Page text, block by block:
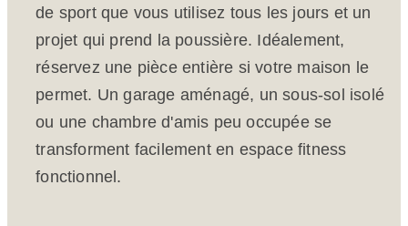
de sport que vous utilisez tous les jours et un
projet qui prend la poussière. Idéalement,
réservez une pièce entière si votre maison le
permet. Un garage aménagé, un sous-sol isolé
ou une chambre d'amis peu occupée se
transforment facilement en espace fitness
fonctionnel.